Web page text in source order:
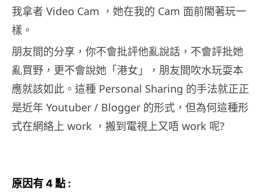
我拿者 Video Cam ，她在我的 Cam 面前閙著玩一
樣。
朋友間的分享，你不會批評他亂說話，不會評批她
亂買野，更不會說她「港女」，朋友間吹水玩耍本
應就該如此。這種 Personal Sharing 的手法就正正
是近年 Youtuber / Blogger 的形式，但為何這種形
式在網絡上 work ，搬到電視上又唔 work 呢?
原因有 4 點 :